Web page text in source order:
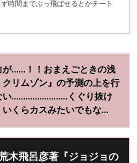
時間までぶっ飛ばせるとかチート
が……！！おまえごときの浅
リムゾン』の予測の上を行
い……………………くぐり抜け
いくらカスみたいでもな…
木飛呂彦著『ジョジョの